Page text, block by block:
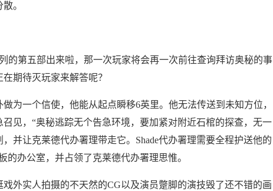
。
第五部出来啦，那一次玩家将会再一次前往查询拜访奥秘的事
期待灭玩家来解答呢？
一个信使，他能从起点瞬移6英里。他无法传送到未知方位，
见，“奥秘逃踪无个告急环境，要加紧对附近石棺的探查，无一
并让克莱德代办署理带走它。Shade代办署理需要全程护送他的
办公室，并占领了克莱德代办署理思惟。
实人拍摄的不天然的CG以及演员蹩脚的演技毁了还不错的画